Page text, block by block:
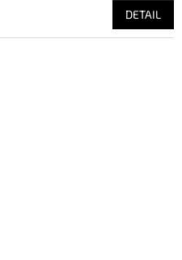
DETAIL